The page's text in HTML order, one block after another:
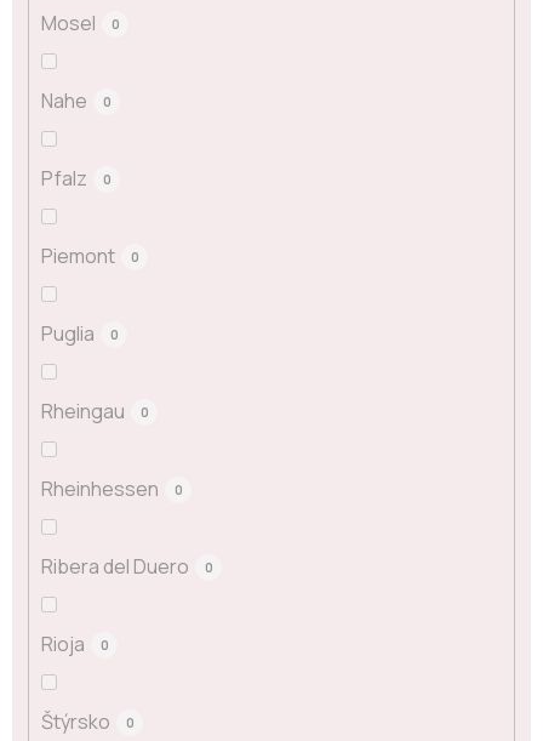
Mosel 0
Nahe 0
Pfalz 0
Piemont 0
Puglia 0
Rheingau 0
Rheinhessen 0
Ribera del Duero 0
Rioja 0
Štýrsko 0